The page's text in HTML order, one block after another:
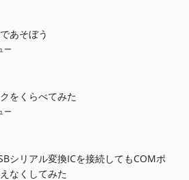
あそぼう
ー
をくらべてみた
ー
シリアル変換ICを接続してもCOMポ
なくしてみた